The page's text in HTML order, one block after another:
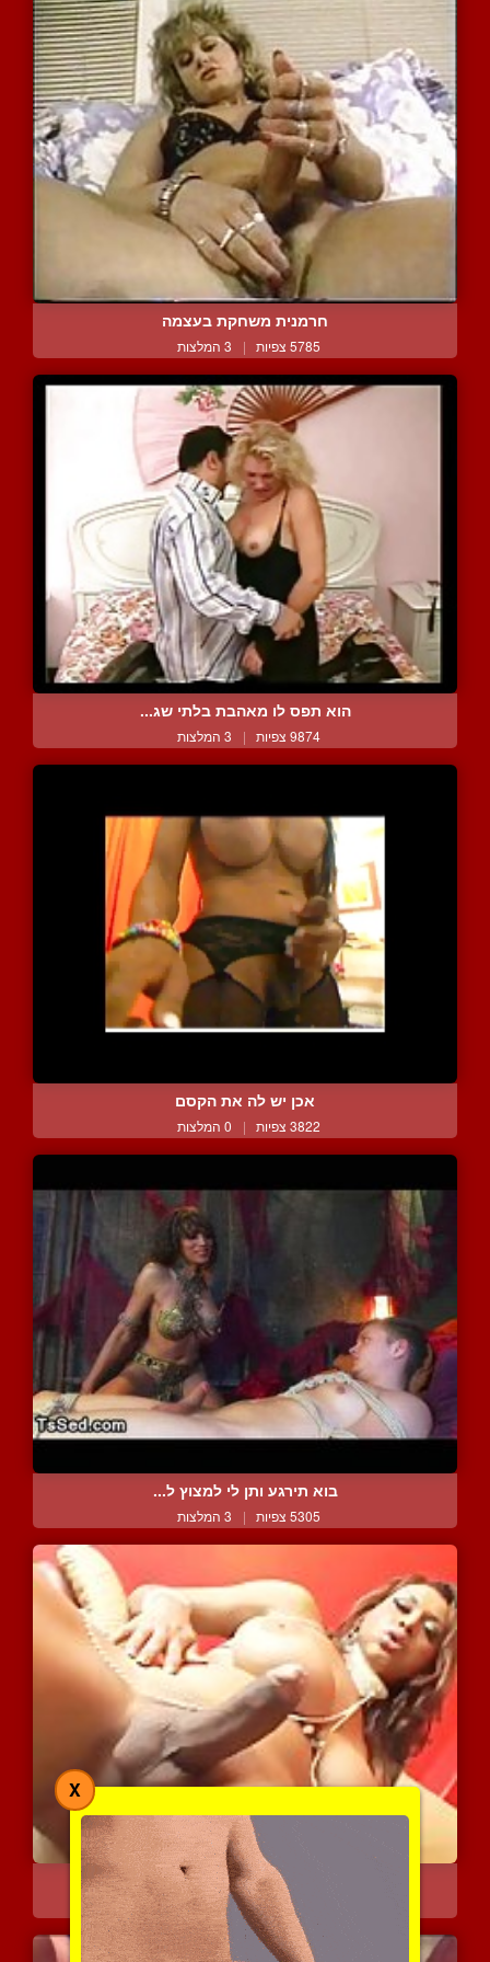
חרמנית משחקת בעצמה
5785 צפיות | 3 המלצות
הוא תפס לו מאהבת בלתי שג...
9874 צפיות | 3 המלצות
אכן יש לה את הקסם
3822 צפיות | 0 המלצות
בוא תירגע ותן לי למצוץ ל...
5305 צפיות | 3 המלצות
פצצת מין קוקסינלית
5656 צפיות | 3 המלצות
X